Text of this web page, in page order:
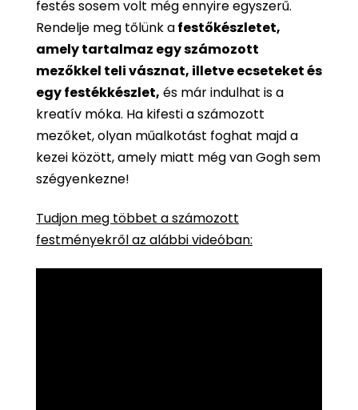
festés sosem volt még ennyire egyszerű.
Rendelje meg tőlünk afestőkészletet,
amely tartalmaz egy számozott
mezőkkel teli vásznat, illetve ecseteket és
egy festékkészlet, és már indulhat is a
kreatív móka. Ha kifesti a számozott
mezőket, olyan műalkotást foghat majd a
kezei között, amely miatt még van Gogh sem
szégyenkezne!
Tudjon meg többet a számozott
festményekről az alábbi videóban: